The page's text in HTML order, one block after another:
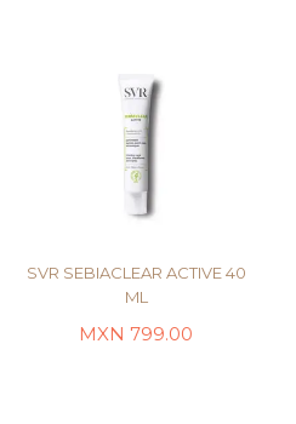
SVR SEBIACLEAR ACTIVE 40
ML
799.00